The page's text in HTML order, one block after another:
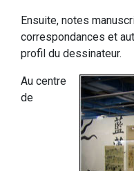
Ensuite, notes
correspondances et
profil du dessinateur.
Au centre
de